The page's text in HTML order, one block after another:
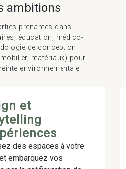
ambitions
prenantes dans
éducation, médico-
de conception
matériaux) pour
environnementale
et
des espaces à votre
embarquez vos